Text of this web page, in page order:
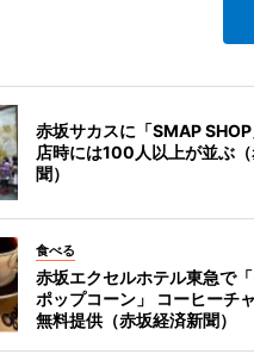
赤坂サカスに「SMAP
店時には100人以上が並ぶ
聞）
食べる
赤坂エクセルホテル東急で
ポップコーン」 コーヒーチ
無料提供（赤坂経済新聞）